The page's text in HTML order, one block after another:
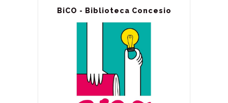
BiCO - Biblioteca Concesio